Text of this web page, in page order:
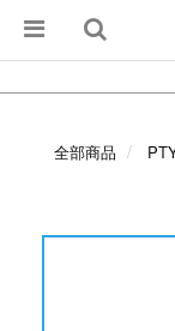
全部商品